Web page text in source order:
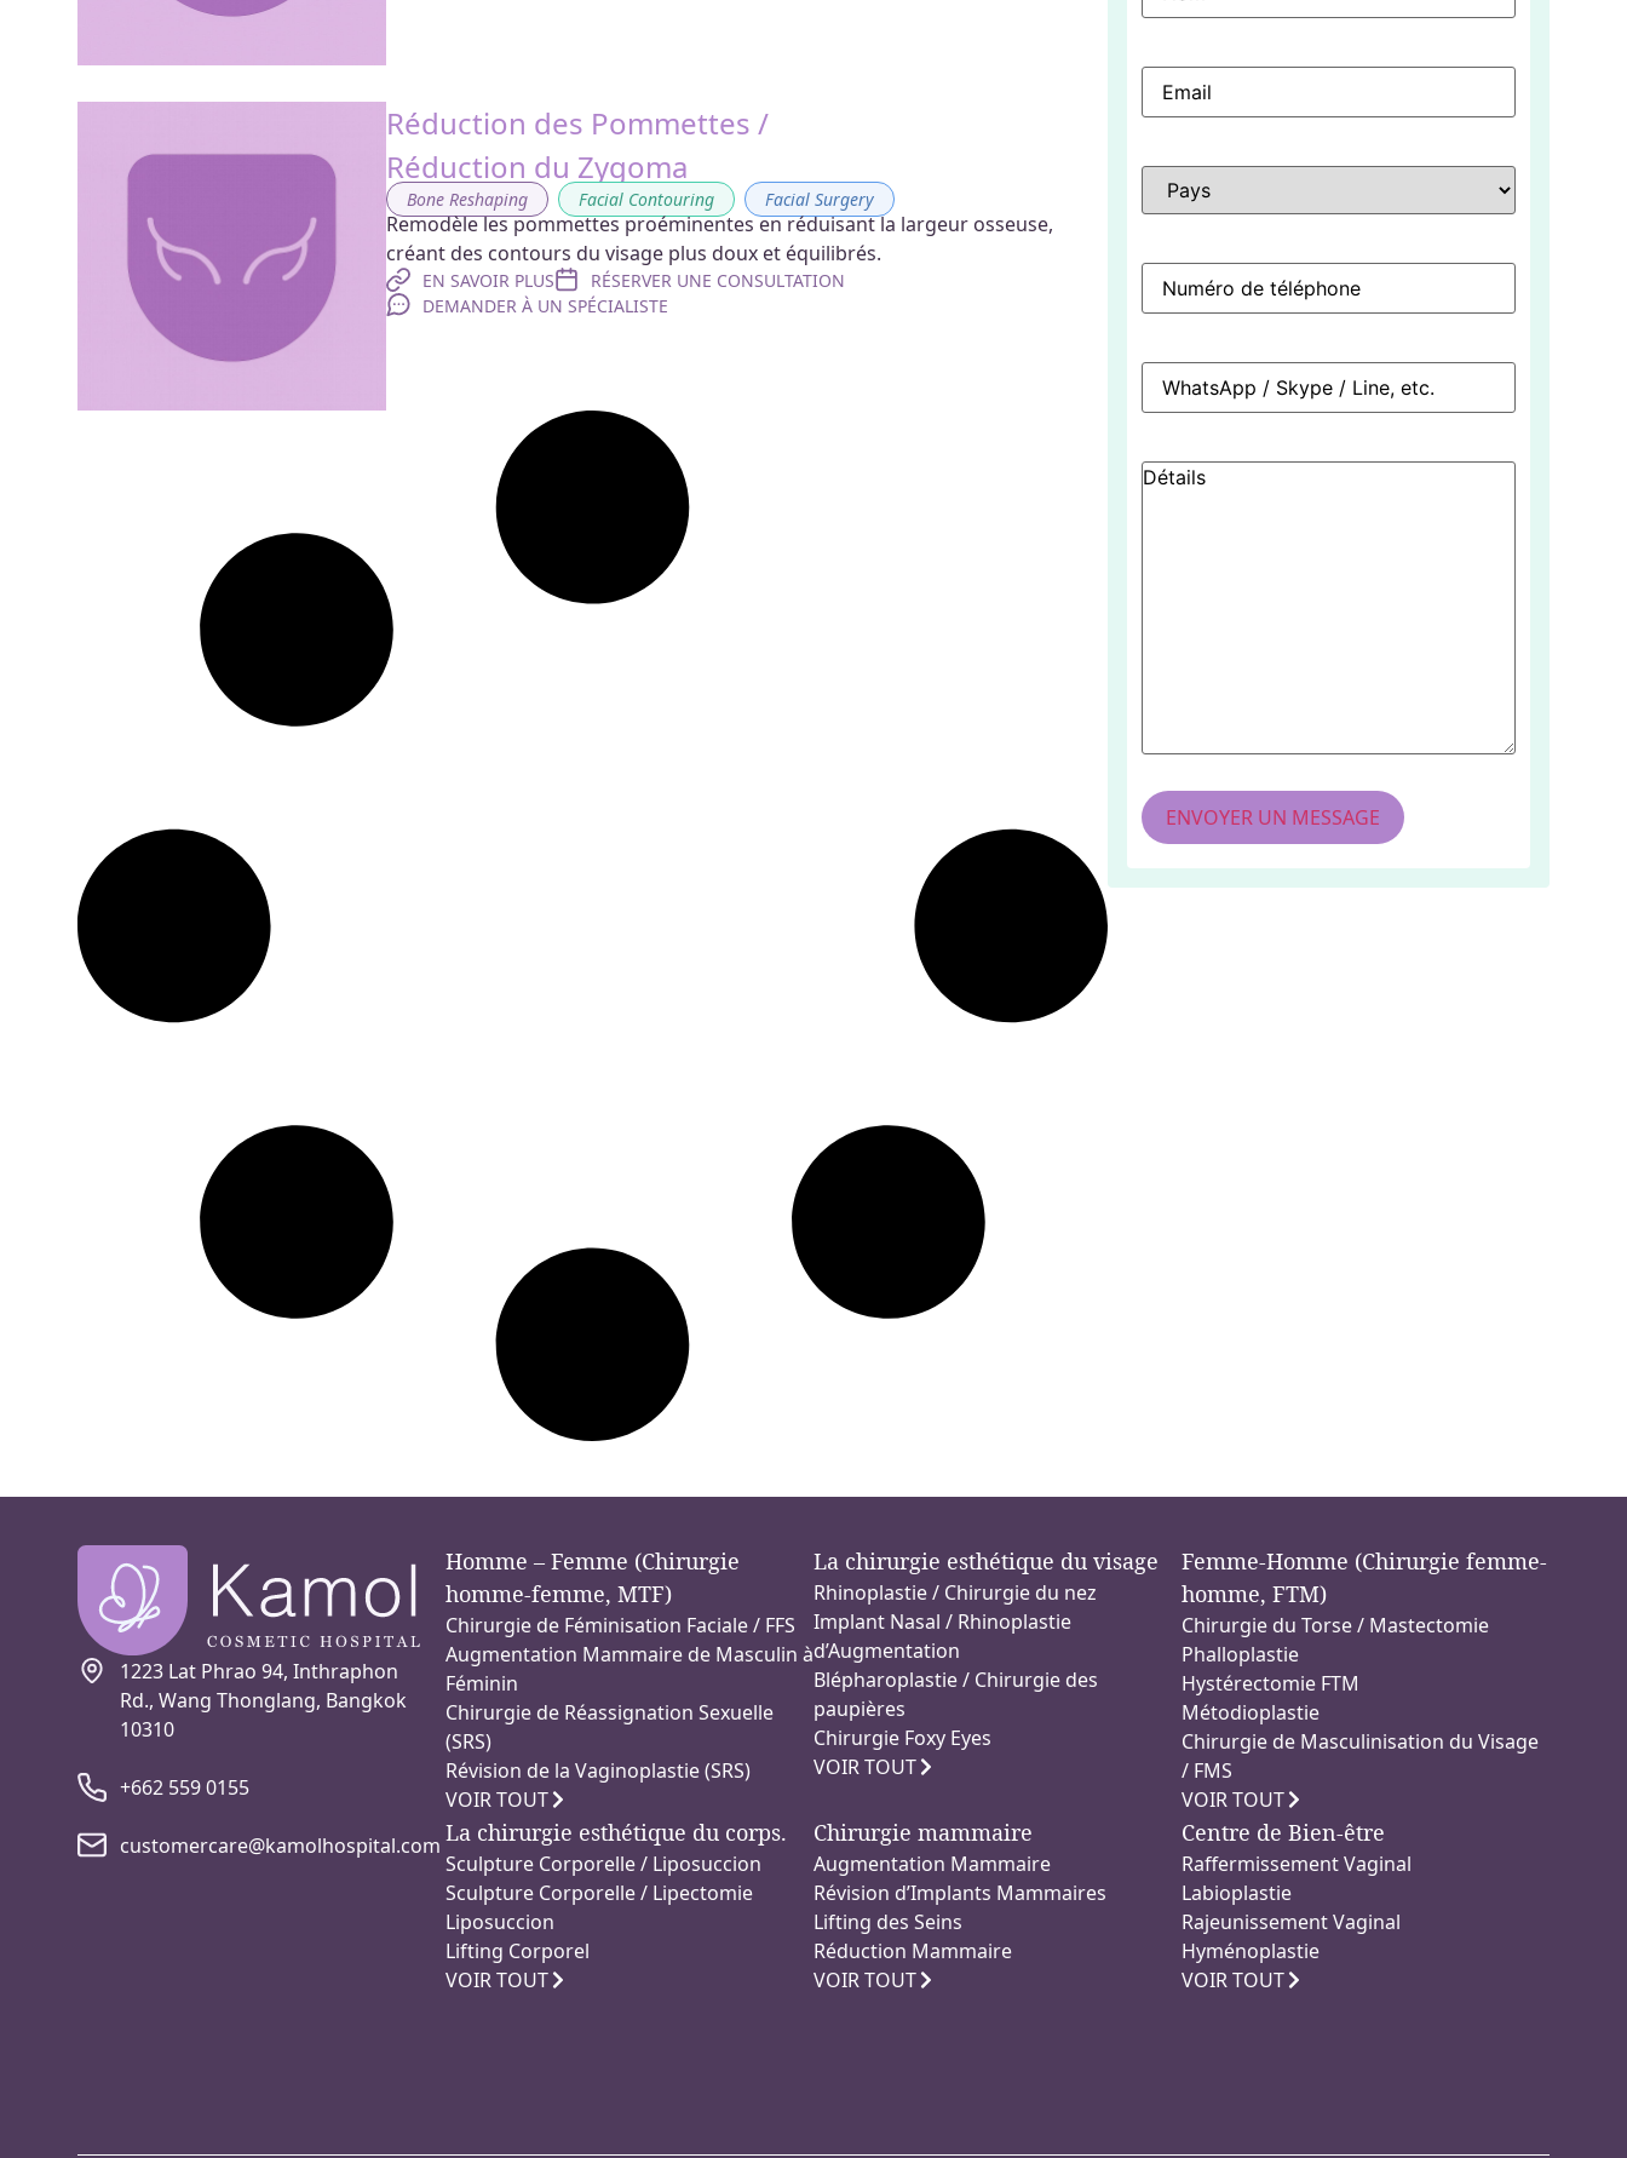
Réduction des Pommettes /
Réduction du Zygoma
Bone Reshaping , Facial Contouring , Facial Surgery
Remodèle les pommettes proéminentes en réduisant la largeur osseuse,
créant des contours du visage plus doux et équilibrés.
EN SAVOIR PLUS
RÉSERVER UNE CONSULTATION
DEMANDER À UN SPÉCIALISTE
1223 Lat Phrao 94, Inthraphon
Rd., Wang Thonglang, Bangkok
10310
+662 559 0155
customercare@kamolhospital.com
Homme – Femme (Chirurgie
homme-femme, MTF)
Chirurgie de Féminisation Faciale / FFS
Augmentation Mammaire de Masculin à
Féminin
Chirurgie de Réassignation Sexuelle
(SRS)
Révision de la Vaginoplastie (SRS)
VOIR TOUT
La chirurgie esthétique du visage
Rhinoplastie / Chirurgie du nez
Implant Nasal / Rhinoplastie
d’Augmentation
Blépharoplastie / Chirurgie des
paupières
Chirurgie Foxy Eyes
VOIR TOUT
Femme-Homme (Chirurgie femme-
homme, FTM)
Chirurgie du Torse / Mastectomie
Phalloplastie
Hystérectomie FTM
Métodioplastie
Chirurgie de Masculinisation du Visage
/ FMS
VOIR TOUT
La chirurgie esthétique du corps.
Sculpture Corporelle / Liposuccion
Sculpture Corporelle / Lipectomie
Liposuccion
Lifting Corporel
VOIR TOUT
Chirurgie mammaire
Augmentation Mammaire
Révision d’Implants Mammaires
Lifting des Seins
Réduction Mammaire
VOIR TOUT
Centre de Bien-être
Raffermissement Vaginal
Labioplastie
Rajeunissement Vaginal
Hyménoplastie
VOIR TOUT